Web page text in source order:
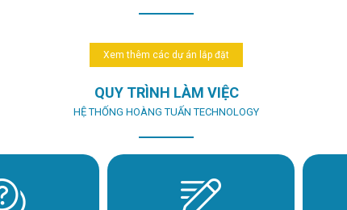
Xem thêm các dự án lắp đặt
QUY TRÌNH LÀM VIỆC
HỆ THỐNG HOÀNG TUẤN TECHNOLOGY